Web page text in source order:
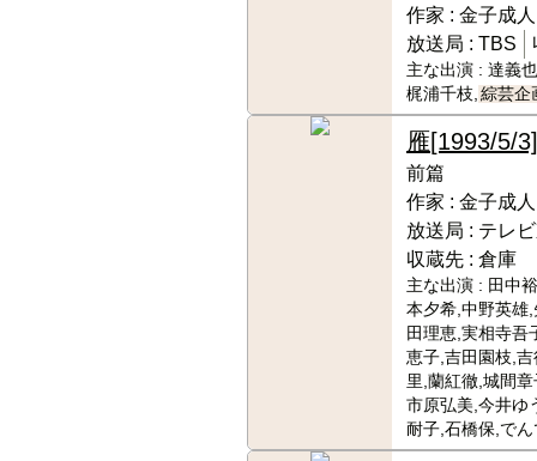
作家 : 金子成人
放送局 : TBS
主な出演 : 達義
梶浦千枝, 綜芸企
雁[1993/5/3]
前篇
作家 : 金子成人
放送局 : テレ
収蔵先 : 倉庫
主な出演 : 田中
本夕希,中野英雄
田理恵,実相寺吾
恵子,吉田園枝,
里,蘭紅徹,城間
市原弘美,今井ゆ
耐子,石橋保,でん